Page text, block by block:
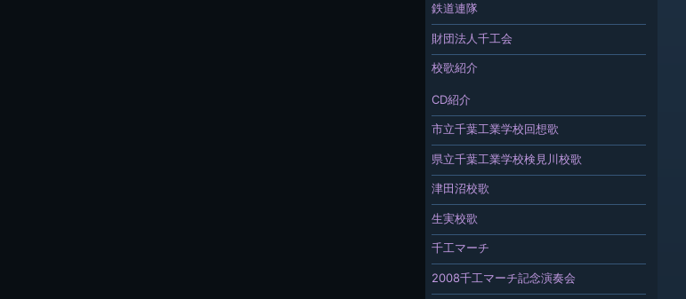
鉄道連隊
財団法人千工会
校歌紹介
CD紹介
市立千葉工業学校回想歌
県立千葉工業学校検見川校歌
津田沼校歌
生実校歌
千工マーチ
2008千工マーチ記念演奏会